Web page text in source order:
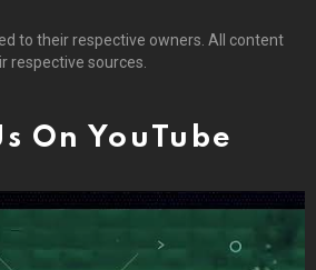
to their respective owners. All content
respective sources.
On YouTube